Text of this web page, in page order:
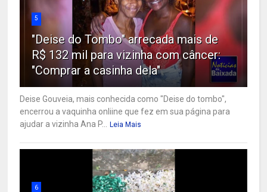
5
"Deise do Tombo" arrecada mais de
R$ 132 mil para vizinha com câncer:
"Comprar a casinha dela"
Deise Gouveia, mais conhecida como "Deise do tombo",
encerrou a vaquinha onliine que fez em sua página para
ajudar a vizinha Ana P...
Leia Mais
6